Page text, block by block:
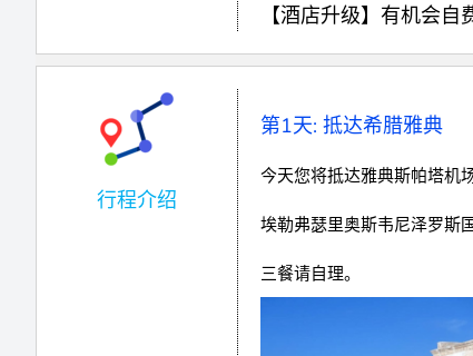
【酒店升级】有机会
行程介绍
第1天: 抵达希腊雅典
今天您将抵达雅典斯帕塔机
埃勒弗瑟里奥斯韦尼泽罗斯
三餐请自理。